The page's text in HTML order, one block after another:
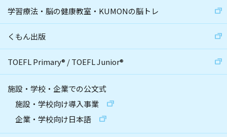
学習療法・脳の健康教室・KUMONの脳トレ
くもん出版
TOEFL Primary® /TOEFL Junior®
施設・学校・企業での公文式
施設・学校向け導入事業
企業・学校向け日本語